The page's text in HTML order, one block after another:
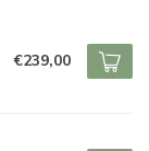
€239,00